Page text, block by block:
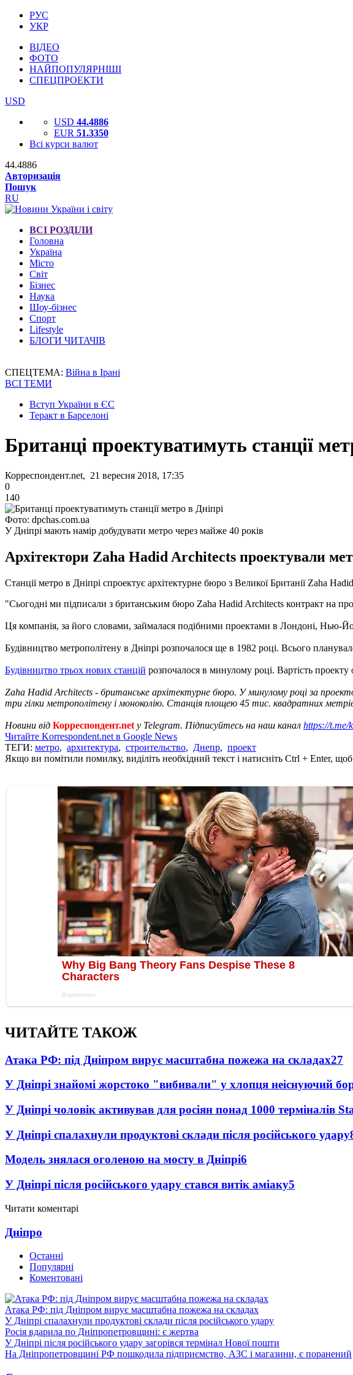
РУС
УКР
ВІДЕО
ФОТО
НАЙПОПУЛЯРНІШІ
СПЕЦПРОЕКТИ
USD
USD 44.4886
EUR 51.3350
Всі курси валют
44.4886
Авторизація
Пошук
RU
ВСІ РОЗДІЛИ
Головна
Україна
Місто
Світ
Бізнес
Наука
Шоу-бізнес
Спорт
Lifestyle
БЛОГИ ЧИТАЧІВ
СПЕЦТЕМА: Війна в Ірані
ВСІ ТЕМИ
Вступ України в ЄС
Теракт в Барселоні
Британці проектуватимуть станції
Корреспондент.net, 21 вересня 2018, 17:35
0
140
Фото: dpchas.com.ua
У Дніпрі мають намір добудувати метро через майже 40 років
Архітектори Zaha Hadid Architects проектували
Станції метро в Дніпрі спроектує архітектурне бюро з Великої Британії Zaha
"Сьогодні ми підписали з британським бюро Zaha Hadid Architects контракт на
Ця компанія, за його словами, займалася подібними проектами в Лондоні, Нью-
Будівництво метрополітену в Дніпрі розпочалося ще в 1982 році. Всього
Будівництво трьох нових станцій розпочалося в минулому році. Вартість
Zaha Hadid Architects - британське архітектурне бюро. У минулому році за
три гілки метрополітену і моноколію. Станція площею 45 тис. квадратних
Новини від Корреспондент.net у Telegram. Підписуйтесь на наш канал https://t.me/
Читайте Korrespondent.net в Google News
ТЕГИ: метро, архитектура, строительство, Днепр, проект
Якщо ви помітили помилку, виділіть необхідний текст і натисніть Ctrl + Enter,
ЧИТАЙТЕ ТАКОЖ
Атака РФ: під Дніпром вирує масштабна пожежа на складах27
У Дніпрі знайомі жорстоко "вибивали" у хлопця неіснуючий
У Дніпрі чоловік активував для росіян понад 1000 терміналів
У Дніпрі спалахнули продуктові склади після російського удару
Модель знялася оголеною на мосту в Дніпрі6
У Дніпрі після російського удару стався витік аміаку5
Читати коментарі
Дніпро
Останні
Популярні
Коментовані
Атака РФ: під Дніпром вирує масштабна пожежа на складах
У Дніпрі спалахнули продуктові склади після російського удару
Росія вдарила по Дніпропетровщині: є жертва
У Дніпрі після російського удару загорівся термінал Нової пошти
На Дніпропетровщині РФ пошкодила підприємство, АЗС і магазини, є поранений